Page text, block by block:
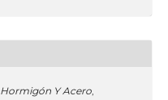
Hormigón Y Acero,